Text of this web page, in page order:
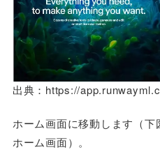
出典：https://
ホーム画面に移動します（
ホーム画面）。